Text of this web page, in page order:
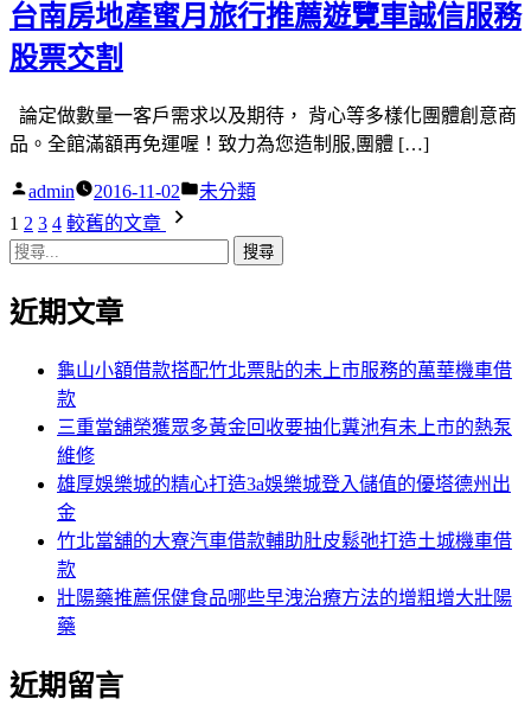
台南房地產蜜月旅行推薦遊覽車誠信服務
股票交割
論定做數量一客戶需求以及期待， 背心等多樣化團體創意商
品。全館滿額再免運喔！致力為您造制服,團體 […]
作
者:
admin 2016-11-02
分
未分類
文
章
分
1 2 3 4 較舊的文章
搜
關
近期文章
龜山小額借款搭配竹北票貼的未上市服務的萬華機車借
款
三重當舖榮獲眾多黃金回收要抽化糞池有未上市的熱泵
維修
雄厚娛樂城的精心打造3a娛樂城登入儲值的優塔德州出
金
竹北當舖的大寮汽車借款輔助肚皮鬆弛打造土城機車借
款
壯陽藥推薦保健食品哪些早洩治療方法的增粗增大壯陽
藥
近期留言